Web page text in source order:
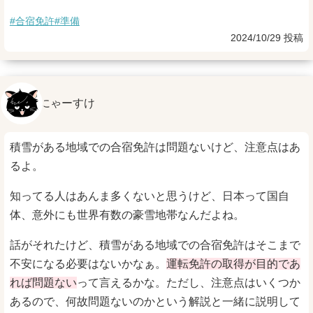
#合宿免許#準備
2024/10/29 投稿
にゃーすけ
積雪がある地域での合宿免許は問題ないけど、注意点はあ
るよ。
知ってる人はあんま多くないと思うけど、日本って国自
体、意外にも世界有数の豪雪地帯なんだよね。
話がそれたけど、積雪がある地域での合宿免許はそこまで
不安になる必要はないかなぁ。 運転免許の取得が目的であ
れば問題ないって言えるかな。ただし、注意点はいくつか
あるので、何故問題ないのかという解説と一緒に説明して